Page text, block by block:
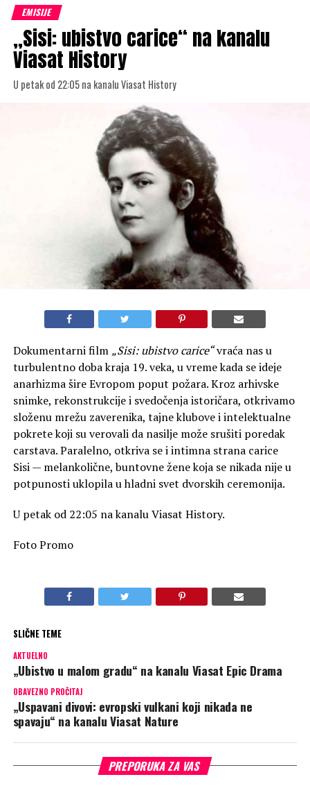
EMISIJE
„Sisi: ubistvo carice“ na kanalu
Viasat History
U petak od 22:05 na kanalu Viasat History
Dokumentarni film „Sisi: ubistvo carice“vraća nas u
turbulentno doba kraja 19. veka, u vreme kada se ideje
anarhizma šire Evropom poput požara. Kroz arhivske
snimke, rekonstrukcije i svedočenja istoričara, otkrivamo
složenu mrežu zaverenika, tajne klubove i intelektualne
pokrete koji su verovali da nasilje može srušiti poredak
carstava. Paralelno, otkriva se i intimna strana carice
Sisi — melankolične, buntovne žene koja se nikada nije u
potpunosti uklopila u hladni svet dvorskih ceremonija.
U petak od 22:05 na kanalu Viasat History.
Foto Promo
SLIČNE TEME
AKTUELNO
„Ubistvo u malom gradu“ na kanalu Viasat Epic Drama
OBAVEZNO PROČITAJ
„Uspavani divovi: evropski vulkani koji nikada ne
spavaju“ na kanalu Viasat Nature
PREPORUKA ZA VAS